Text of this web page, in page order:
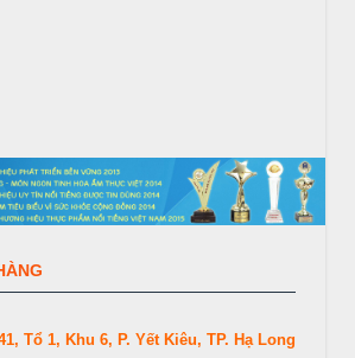
Tổ 1, Khu 6, P. Yết Kiêu, TP. Hạ Long